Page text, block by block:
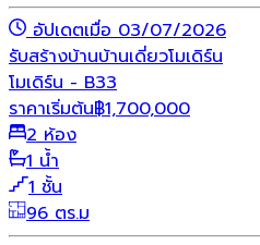
อัปเดตเมื่อ 03/07/2026
รับสร้างบ้านบ้านเดี่ยวโมเดิร์น
โมเดิร์น - B33
ราคาเริ่มต้น฿1,700,000
2 ห้อง
1 น้ำ
1 ชั้น
96 ตร.ม